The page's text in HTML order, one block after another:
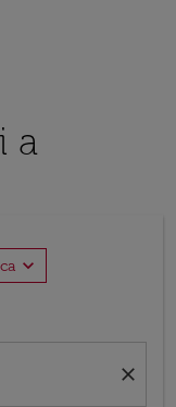
a
expand_more
close